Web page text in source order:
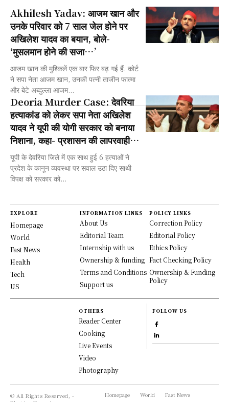
Akhilesh Yadav: आजम खान और
उनके परिवार को 7 साल जेल होने पर
अखिलेश यादव का बयान, बोले-
‘मुसलमान होने की सजा…’
आजम खान की मुश्किलें एक बार फिर बढ़ गई हैं. कोर्ट
ने सपा नेता आजम खान, उनकी पत्नी ताजीन फात्मा
और बेटे अब्दुल्ला आजम...
Deoria Murder Case: देवरिया
हत्याकांड को लेकर सपा नेता अखिलेश
यादव ने यूपी की योगी सरकार को बनाया
निशाना, कहा- प्रशासन की लापरवाही…
यूपी के देवरिया जिले में एक साथ हुई 6 हत्याओं ने
प्रदेश के कानून व्यवस्था पर सवाल उठा दिए साथी
विपक्ष को सरकार को...
EXPLORE
Homepage
World
Fast News
Health
Tech
US
INFORMATION LINKS
About Us
Editorial Team
Internship with us
Ownership & funding
Terms and Conditions
Support us
POLICY LINKS
Correction Policy
Editorial Policy
Ethics Policy
Fact Checking Policy
Ownership & Funding
Policy
OTHERS
Reader Center
Cooking
Live Events
Video
Photography
FOLLOW US
© All Rights Reserved, -
Homepage World
Fast News